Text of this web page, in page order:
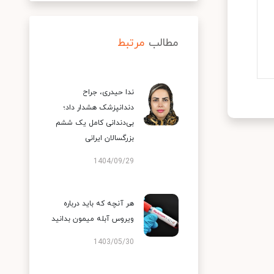
مطالب مرتبط
ندا حیدری، جراح
دندانپزشک هشدار داد؛
بی‌دندانی کامل یک ششم
بزرگسالان ایرانی
1404/09/29
هر آنچه که باید درباره
ویروس آبله میمون بدانید
1403/05/30